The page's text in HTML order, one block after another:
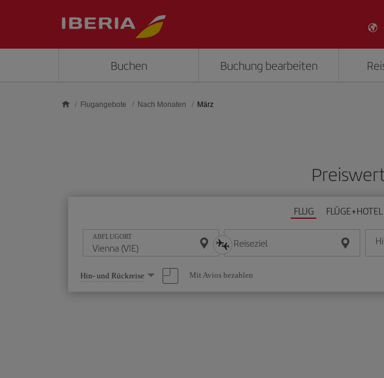
Buchen Buchung bearbeiten
Flugangebote Nach Monaten März
FLUG FLÜGE+HOTEL
ABFLUGORT Reiseziel
Wählen
Sie
eine
Hin- und Rückreise Mit Avios bezahlen